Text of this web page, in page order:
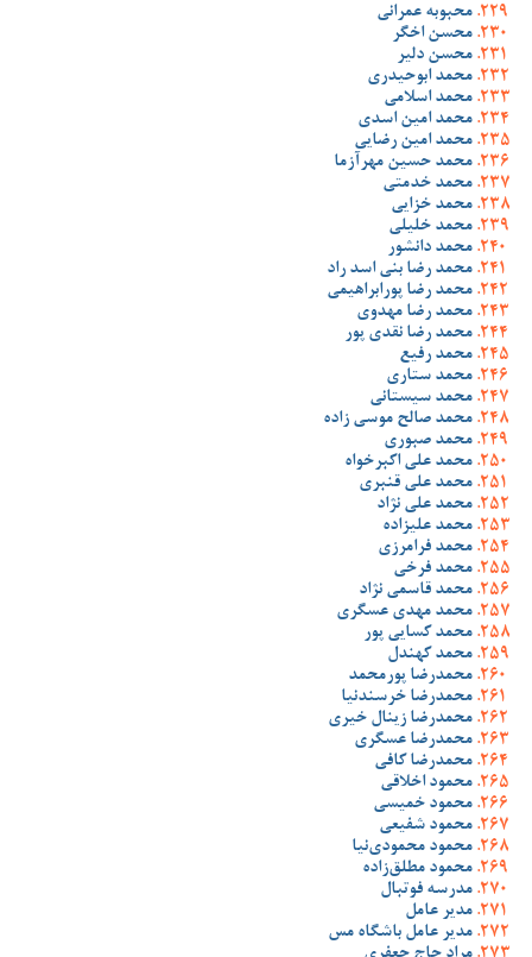
محبوبه عمرانی
محسن اخگر
محسن دلیر
محمد ابوحیدری
محمد اسلامی
محمد امین اسدی
محمد امین رضایی
محمد حسین مهرآزما
محمد خدمتی
محمد خزایی
محمد خلیلی
محمد دانشور
محمد رضا بنی اسد راد
محمد رضا پورابراهیمی
محمد رضا مهدوی
محمد رضا نقدی پور
محمد رفیع
محمد ستاری
محمد سیستانی
محمد صالح موسی زاده
محمد صبوری
محمد علی اکبرخواه
محمد علی قنبری
محمد علی نژاد
محمد علیزاده
محمد فرامرزی
محمد فرخی
محمد قاسمی نژاد
محمد مهدی عسگری
محمد کسایی پور
محمد کهندل
محمدرضا پورمحمد
محمدرضا خرسندنیا
محمدرضا زینال خیری
محمدرضا عسگری
محمدرضا کافی
محمود اخلاقی
محمود خمیسی
محمود شفیعی
محمود محمودی‌نیا
محمود مطلق‌زاده
مدرسه فوتبال
مدیر عامل
مدیر عامل باشگاه مس